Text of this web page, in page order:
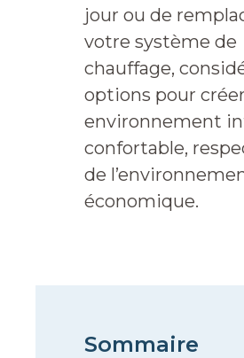
jour ou de
votre système de
chauffage,
options pour
environnement
confortable,
de
économique.
Sommaire